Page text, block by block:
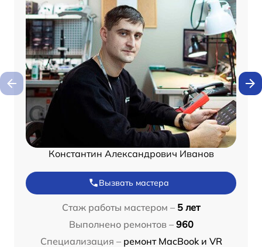
Константин Александрович Иванов
Вызвать мастера
Стаж работы мастером – 5 лет
Выполнено ремонтов – 960
Специализация – ремонт MacBook и VR